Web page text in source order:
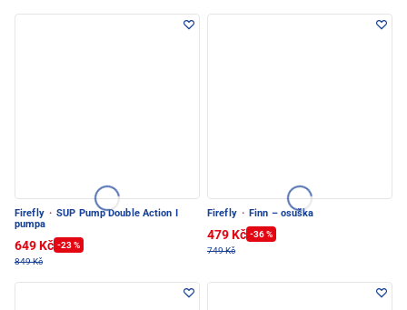
Firefly · SUP Pump Double Action I
pumpa
649 Kč -23 %
849 Kč
Firefly · Finn – osuška
479 Kč -36 %
749 Kč